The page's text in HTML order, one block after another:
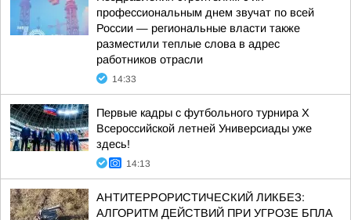
профессиональным днем звучат по всей
России — региональные власти также
разместили теплые слова в адрес
работников отрасли
14:33
Первые кадры с футбольного турнира X
Всероссийской летней Универсиады уже
здесь!
14:13
АНТИТЕРРОРИСТИЧЕСКИЙ ЛИКБЕЗ:
АЛГОРИТМ ДЕЙСТВИЙ ПРИ УГРОЗЕ БПЛА